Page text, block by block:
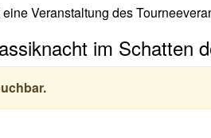
Veranstaltung des
im Schatten